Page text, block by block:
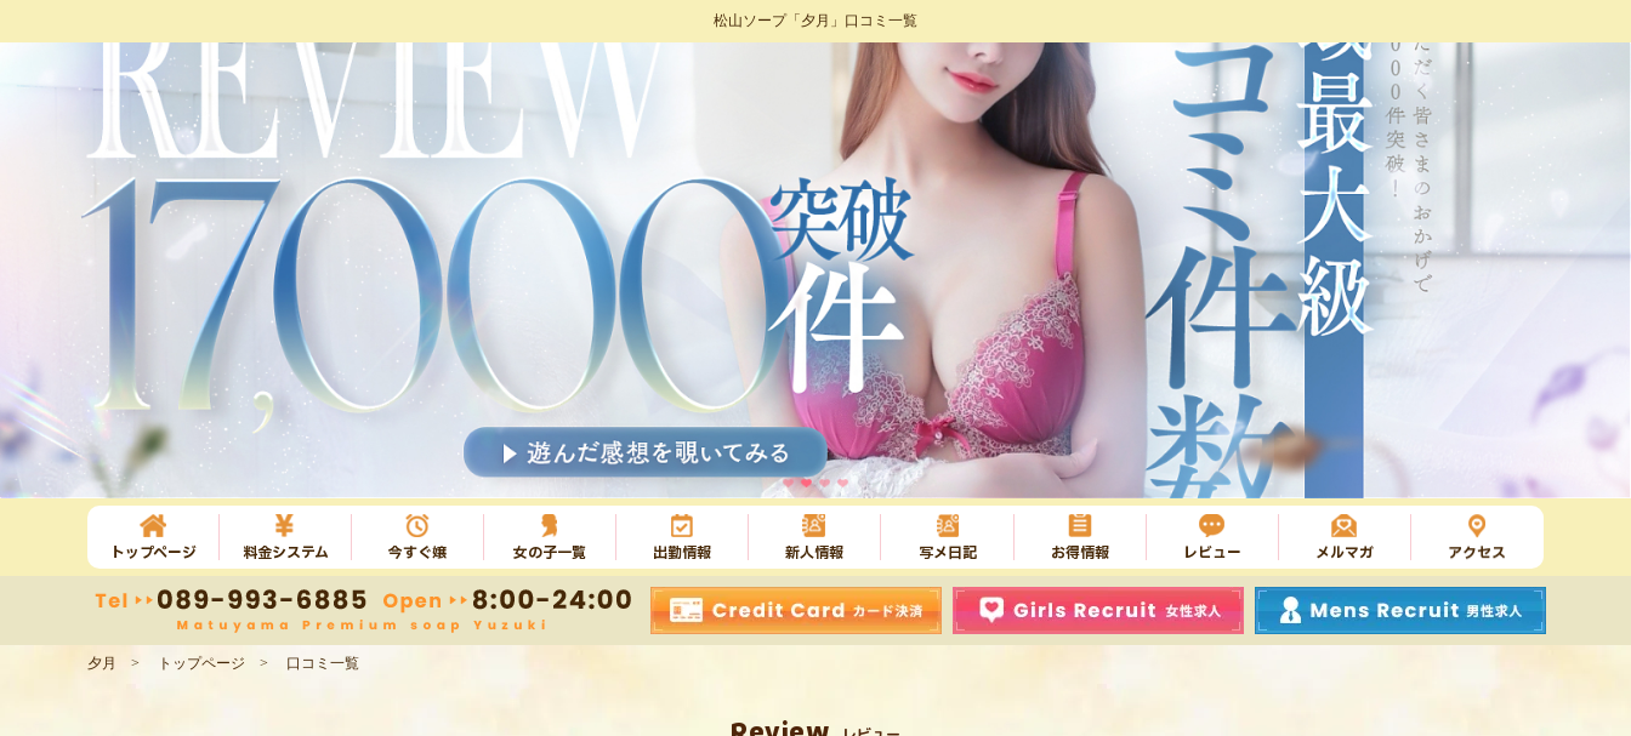
松山ソープ「夕月」口コミ一覧
トップページ 料金システム 今すぐ嬢 女の子一覧 出勤情報 新人情報 写メ日記 お得情報 レビュー メルマガ アクセス
夕月 トップページ 口コミ一覧